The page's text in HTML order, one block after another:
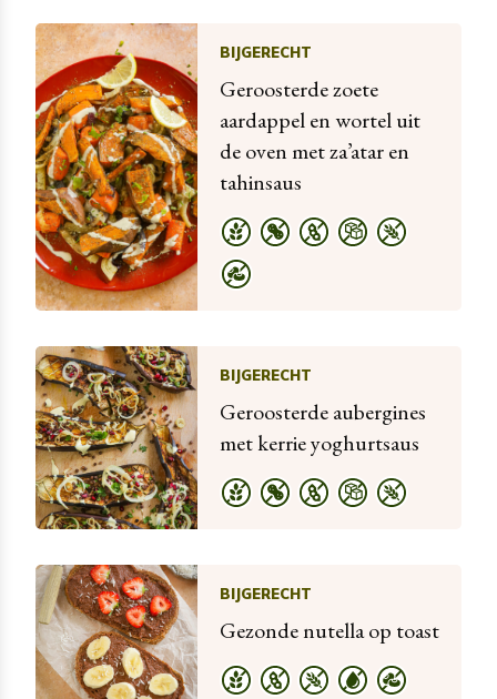
BIJGERECHT
Geroosterde zoete
aardappel en wortel uit
de oven met za’atar en
tahinsaus
BIJGERECHT
Geroosterde aubergines
met kerrie yoghurtsaus
BIJGERECHT
Gezonde nutella op toast